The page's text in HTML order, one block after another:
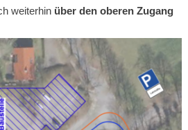
weiterhin über den oberen Zugang